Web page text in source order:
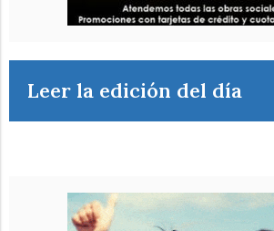
Leer la edición del día